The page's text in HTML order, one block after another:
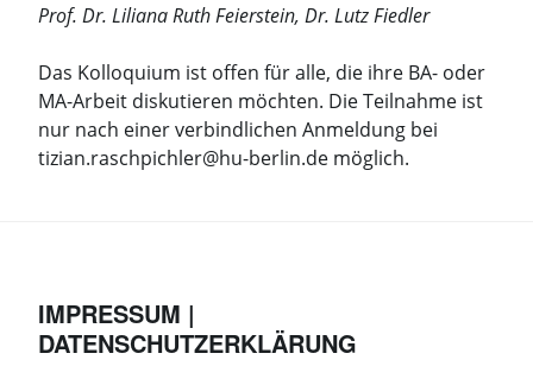
Prof. Dr. Liliana Ruth Feierstein, Dr. Lutz Fiedler
Das Kolloquium ist offen für alle, die ihre BA- oder
MA-Arbeit diskutieren möchten. Die Teilnahme ist
nur nach einer verbindlichen Anmeldung bei
tizian.raschpichler@hu-berlin.de möglich.
IMPRESSUM |
DATENSCHUTZERKLÄRUNG